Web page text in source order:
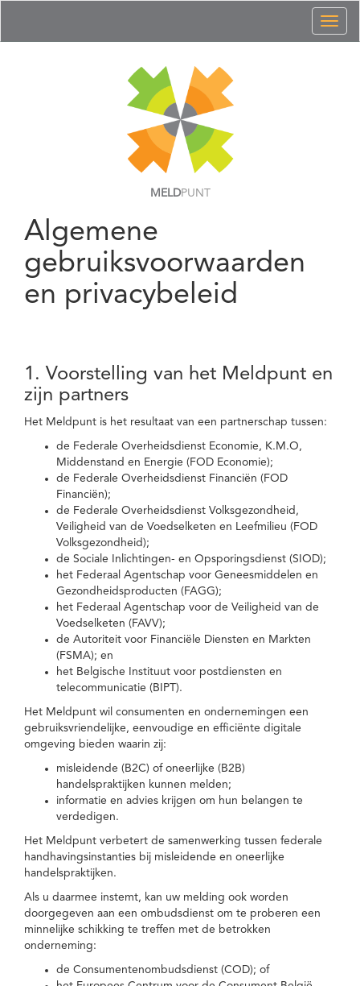
MELDPUNT
Algemene
gebruiksvoorwaarden
en privacybeleid
1. Voorstelling van het Meldpunt en
zijn partners
Het Meldpunt is het resultaat van een partnerschap tussen:
de Federale Overheidsdienst Economie, K.M.O,
Middenstand en Energie (FOD Economie);
de Federale Overheidsdienst Financiën (FOD
Financiën);
de Federale Overheidsdienst Volksgezondheid,
Veiligheid van de Voedselketen en Leefmilieu (FOD
Volksgezondheid);
de Sociale Inlichtingen- en Opsporingsdienst (SIOD);
het Federaal Agentschap voor Geneesmiddelen en
Gezondheidsproducten (FAGG);
het Federaal Agentschap voor de Veiligheid van de
Voedselketen (FAVV);
de Autoriteit voor Financiële Diensten en Markten
(FSMA); en
het Belgische Instituut voor postdiensten en
telecommunicatie (BIPT).
Het Meldpunt wil consumenten en ondernemingen een
gebruiksvriendelijke, eenvoudige en efficiënte digitale
omgeving bieden waarin zij:
misleidende (B2C) of oneerlijke (B2B)
handelspraktijken kunnen melden;
informatie en advies krijgen om hun belangen te
verdedigen.
Het Meldpunt verbetert de samenwerking tussen federale
handhavingsinstanties bij misleidende en oneerlijke
handelspraktijken.
Als u daarmee instemt, kan uw melding ook worden
doorgegeven aan een ombudsdienst om te proberen een
minnelijke schikking te treffen met de betrokken
onderneming:
de Consumentenombudsdienst (COD); of